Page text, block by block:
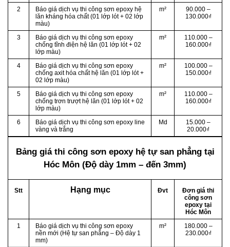
2
Báo giá dịch vụ thi công sơn epoxy hệ
lăn kháng hóa chất (01 lớp lót + 02 lớp
màu)
m²
90.000 –
130.000₫
3
Báo giá dịch vụ thi công sơn epoxy
chống tĩnh điện hệ lăn (01 lớp lót + 02
lớp màu)
m²
110.000 –
160.000₫
4
Báo giá dịch vụ thi công sơn epoxy
chống axit hóa chất hệ lăn (01 lớp lót +
02 lớp màu)
m²
100.000 –
150.000₫
5
Báo giá dịch vụ thi công sơn epoxy
chống trơn trượt hệ lăn (01 lớp lót + 02
lớp màu)
m²
110.000 –
160.000₫
6
Báo giá dịch vụ thi công sơn epoxy line
vàng và trắng
Md
15.000 –
20.000₫
Bảng giá thi công sơn epoxy hệ tự san phẳngtại
Hóc Môn (Độ dày 1mm – đến 3mm)
Stt Hạng mục Đvt
Đơn giá thi
công sơn
epoxy tại
Hóc Môn
1
Báo giá dịch vụ thi công sơn epoxy
nền mới (Hệ tự san phẳng – Độ dày 1
mm)
m²
180.000 –
230.000₫